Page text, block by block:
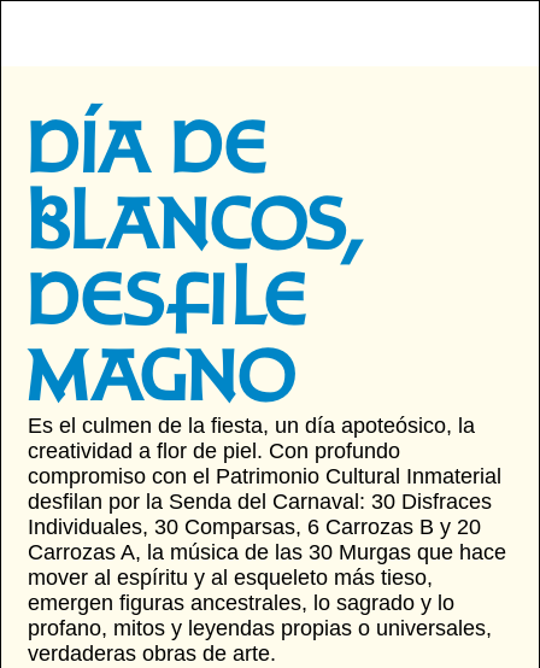
Ir
DÍA DE
BLANCOS,
DESFILE
MAGNO
Es el culmen de la fiesta, un día apoteósico, la
creatividad a flor de piel. Con profundo
compromiso con el Patrimonio Cultural Inmaterial
desfilan por la Senda del Carnaval: 30 Disfraces
Individuales, 30 Comparsas, 6 Carrozas B y 20
Carrozas A, la música de las 30 Murgas que hace
mover al espíritu y al esqueleto más tieso,
emergen figuras ancestrales, lo sagrado y lo
profano, mitos y leyendas propias o universales,
verdaderas obras de arte.